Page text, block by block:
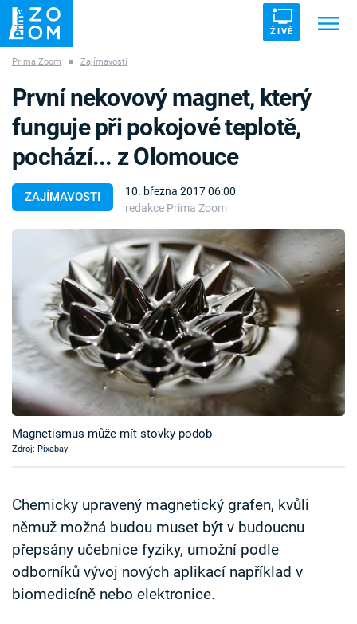
ŽIVĚ
ZÁHADY VETŘELCI DÁVNOVĚKU
Témata
Pořady
TV Program
Časopis
Sledujte prima+
Sledujte nás
Prima Zoom ■ Zajímavosti
ZAJÍMAVOSTI
10. března 2017 06:00
redakce Prima Zoom
První nekovový magnet, který
funguje při pokojové teplotě,
pochází... z Olomouce
Magnetismus může mít stovky podob
Zdroj: Pixabay
Chemicky upravený magnetický grafen, kvůli
němuž možná budou muset být v budoucnu
přepsány učebnice fyziky, umožní podle
odborníků vývoj nových aplikací například v
biomedicíně nebo elektronice.